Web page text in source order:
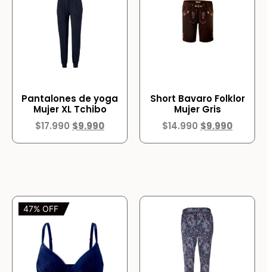
Pantalones de yoga
Mujer XL Tchibo
$17.990 $9.990
Short Bavaro Folklor
Mujer Gris
$14.990 $9.990
47% OFF